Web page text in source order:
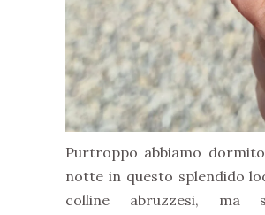
Purtroppo abbiamo
notte in questo splendido
colline abruzzesi, ma